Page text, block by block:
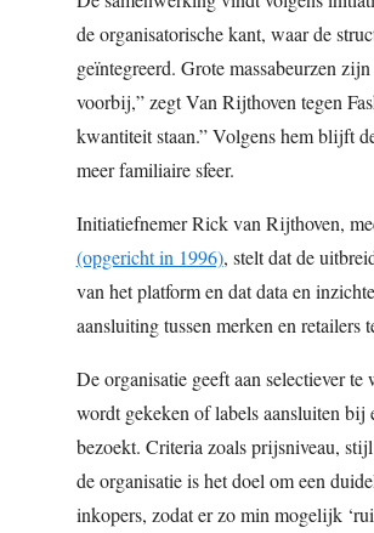
de organisatorische kant, waar de
geïntegreerd. Grote massabeurzen
voorbij,” zegt Van Rijthoven tegen
kwantiteit staan.” Volgens hem blijft
meer familiaire sfeer.
Initiatiefnemer Rick van Rijthoven,
(opgericht in 1996), stelt dat de
van het platform en dat data en
aansluiting tussen merken en retailers
De organisatie geeft aan selectiever
wordt gekeken of labels aansluiten bij
bezoekt. Criteria zoals prijsniveau,
de organisatie is het doel om een
inkopers, zodat er zo min mogelijk